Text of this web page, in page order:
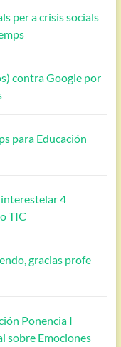
per a crisis socials
contra Google por
para Educación
4
TIC
gracias profe
Ponencia I
sobre Emociones